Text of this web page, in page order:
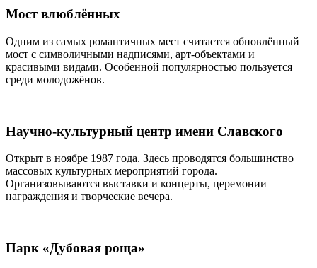
Мост влюблённых
Одним из самых романтичных мест считается обновлённый
мост с символичными надписями, арт-объектами и
красивыми видами. Особенной популярностью пользуется
среди молодожёнов.
Научно-культурный центр имени Славского
Открыт в ноябре 1987 года. Здесь проводятся большинство
массовых культурных мероприятий города.
Организовываются выставки и концерты, церемонии
награждения и творческие вечера.
Парк «Дубовая роща»